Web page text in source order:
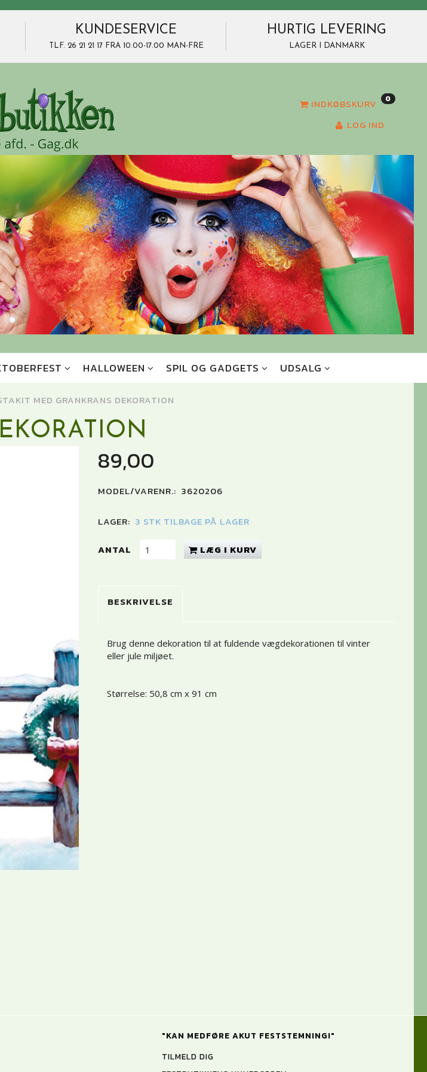
KUNDESERVICE
TLF. 26 21 21 17 FRA 10.00-17.00 MAN-FRE
HURTIG LEVERING
LAGER I DANMARK
INDKØBSKURV 0
LOG IND
HALLOWEEN SPIL OG GADGETS UDSALG
MED GRANKRANS DEKORATION
89,00
MODEL/VARENR.: 3620206
LAGER: 3 STK TILBAGE PÅ LAGER
ANTAL LÆG I KURV
BESKRIVELSE
Brug denne dekoration til at fuldende vægdekorationen til vinter
eller jule miljøet.
Størrelse: 50,8 cm x 91 cm
"KAN MEDFØRE AKUT FESTSTEMNING!"
TILMELD DIG